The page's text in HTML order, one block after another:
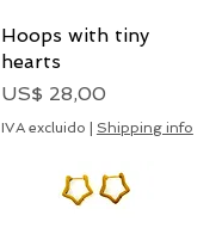
Vista rápida
Hoops with tiny
hearts
Precio
US$ 28,00
IVA excluido Shipping info